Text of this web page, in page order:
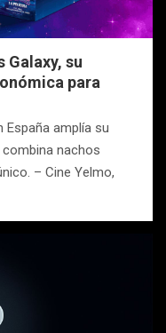
Galaxy, su
para
España amplía su
nachos
– Cine Yelmo,